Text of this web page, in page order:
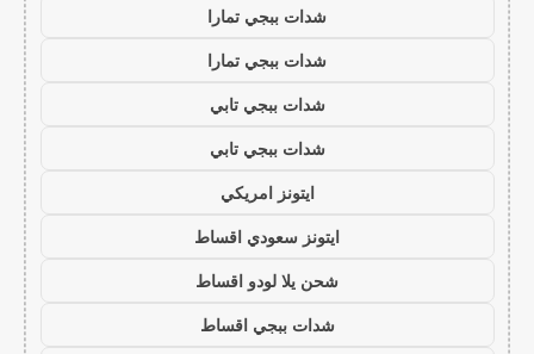
شدات ببجي تمارا
شدات ببجي تمارا
شدات ببجي تابي
شدات ببجي تابي
ايتونز امريكي
ايتونز سعودي اقساط
شحن يلا لودو اقساط
شدات ببجي اقساط